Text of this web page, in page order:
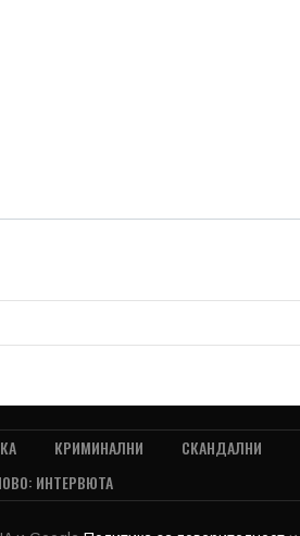
КРИМИНАЛНИ СКАНДАЛНИ
ИНТЕРВЮТА